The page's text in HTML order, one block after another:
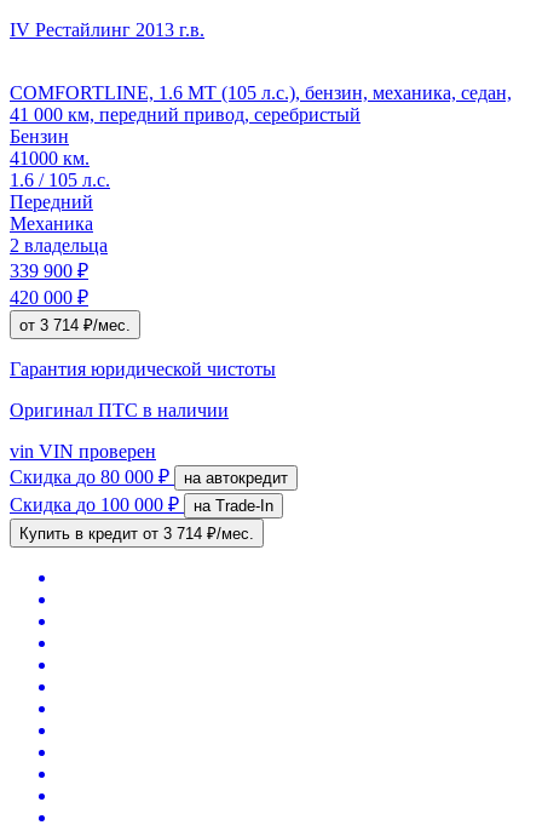
IV Рестайлинг 2013 г.в.
COMFORTLINE, 1.6 MT (105 л.с.), бензин, механика, седан,
41 000 км, передний привод, серебристый
Бензин
41000 км.
1.6 / 105 л.с.
Передний
Механика
2 владельца
339 900 ₽
420 000 ₽
от 3 714 ₽/мес.
Гарантия юридической чистоты
Оригинал ПТС в наличии
vin VIN проверен
Скидка до 80 000 ₽ на автокредит
Скидка до 100 000 ₽
на Trade-In
Купить в кредит от 3 714 ₽/мес.